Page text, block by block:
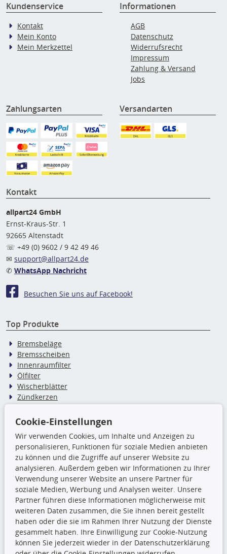
Kundenservice
Kontakt
Mein Konto
Mein Merkzettel
Informationen
AGB
Datenschutz
Widerrufsrecht
Impressum
Zahlung & Versand
Jobs
Zahlungsarten Versandarten
Kontakt
allpart24 GmbH
Ernst-Kraus-Str. 1
92665 Altenstadt
☏ +49 (0) 9602 / 9 42 49 46
✉ support@allpart24.de
✆ WhatsApp Nachricht
Besuchen Sie uns auf Facebook!
Top Produkte
Bremsbeläge
Bremsscheiben
Innenraumfilter
Ölfilter
Wischerblätter
Zündkerzen
TecDoc Inside
Die hier angezeigten Daten,
insbesondere die gesamte Datenbank,
dürfen nicht kopiert werden. Es ist zu
unterlassen, die Daten oder die gesamte Datenbank ohne
vorherige Zustimmung TecDocs zu vervielfältigen, zu
verbreiten und/oder diese Handlungen durch Dritte ausführen
zu lassen. Ein Zuwiderhandeln stellt eine
Urheberrechtsverletzung dar und wird verfolgt.
Ronny’s Newsletter
Cookie-Einstellungen
Wir verwenden Cookies, um Inhalte und Anzeigen zu
personalisieren, Funktionen für soziale Medien anbieten
zu können und die Zugriffe auf unserer Website zu
analysieren. Außerdem geben wir Informationen zu Ihrer
Verwendung unserer Website an unsere Partner für
soziale Medien, Werbung und Analysen weiter. Unsere
Partner führen diese Informationen möglicherweise mit
weiteren Daten zusammen, die Sie ihnen bereit gestellt
haben oder die sie im Rahmen Ihrer Nutzung der Dienste
gesammelt haben. Ihre Einwilligung zur Cookie-Nutzung
können Sie jederzeit wieder in der Datenschutzerklärung